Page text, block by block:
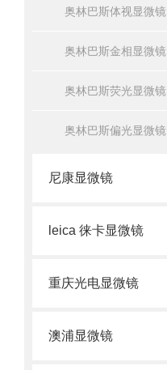
奥林巴斯体视显微镜
奥林巴斯金相显微镜
奥林巴斯荧光显微镜
奥林巴斯偏光显微镜
尼康显微镜
leica 徕卡显微镜
重庆光电显微镜
澳浦显微镜